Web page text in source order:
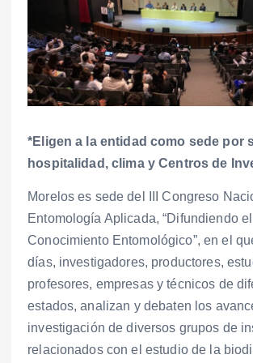
*Eligen a la entidad como sede por
hospitalidad, clima y Centros de
Morelos es sede del III Congreso
Entomología Aplicada, “Difundiendo el
Conocimiento Entomológico”, en el
días, investigadores, productores,
profesores, empresas y técnicos de
estados, analizan y debaten los
investigación de diversos grupos de
relacionados con el estudio de la